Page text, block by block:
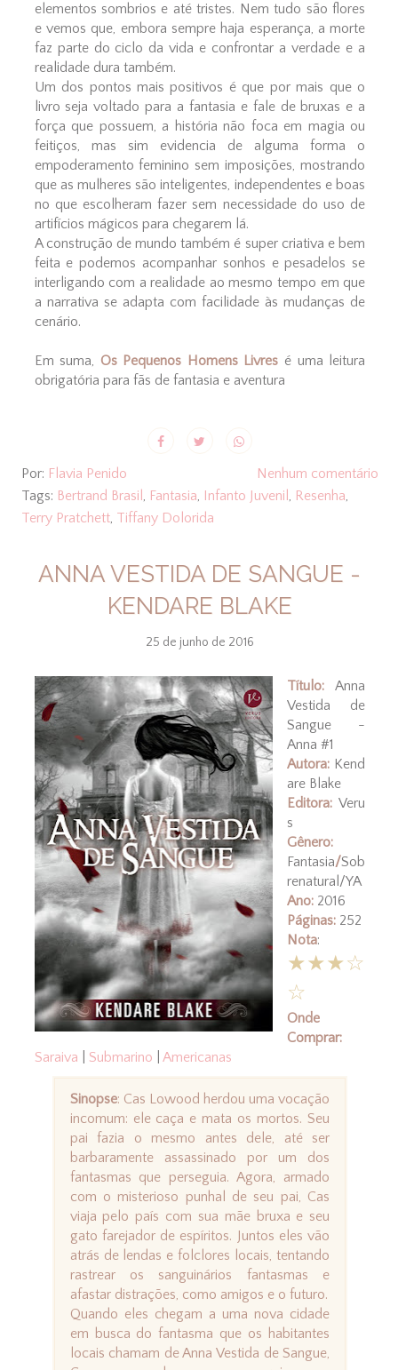
elementos sombrios e até tristes. Nem tudo são flores
e vemos que, embora sempre haja esperança, a morte
faz parte do ciclo da vida e confrontar a verdade e a
realidade dura também.
Um dos pontos mais positivos é que por mais que o
livro seja voltado para a fantasia e fale de bruxas e a
força que possuem, a história não foca em magia ou
feitiços, mas sim evidencia de alguma forma o
empoderamento feminino sem imposições, mostrando
que as mulheres são inteligentes, independentes e boas
no que escolheram fazer sem necessidade do uso de
artifícios mágicos para chegarem lá.
A construção de mundo também é super criativa e bem
feita e podemos acompanhar sonhos e pesadelos se
interligando com a realidade ao mesmo tempo em que
a narrativa se adapta com facilidade às mudanças de
cenário.
Em suma, Os Pequenos Homens Livres é uma leitura
obrigatória para fãs de fantasia e aventura
Por: Flavia Penido
Nenhum comentário
Tags: Bertrand Brasil , Fantasia, Infanto Juvenil , Resenha,
Terry Pratchett, Tiffany Dolorida
ANNA VESTIDA DE SANGUE -
KENDARE BLAKE
25 de junho de 2016
Título:Anna
Vestida de
Sangue -
Anna #1
Autora:Kend
are Blake
Editora:Veru
s
Gênero:
Fantasia/Sob
renatural/YA
Ano:2016
Páginas:252
Nota:
★★★☆
☆
Onde
Comprar:
Saraiva
Submarino Americanas
Sinopse: Cas Lowood herdou uma vocação
incomum: ele caça e mata os mortos. Seu
pai fazia o mesmo antes dele, até ser
barbaramente assassinado por um dos
fantasmas que perseguia. Agora, armado
com o misterioso punhal de seu pai, Cas
viaja pelo país com sua mãe bruxa e seu
gato farejador de espíritos. Juntos eles vão
atrás de lendas e folclores locais, tentando
rastrear os sanguinários fantasmas e
afastar distrações, como amigos e o futuro.
Quando eles chegam a uma nova cidade
em busca do fantasma que os habitantes
locais chamam de Anna Vestida de Sangue,